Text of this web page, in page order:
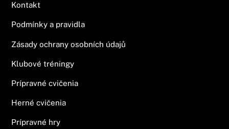
Kontakt
Podmínky a pravidla
Zásady ochrany osobních údajů
Klubové tréningy
Prípravné cvičenia
Herné cvičenia
Prípravné hry